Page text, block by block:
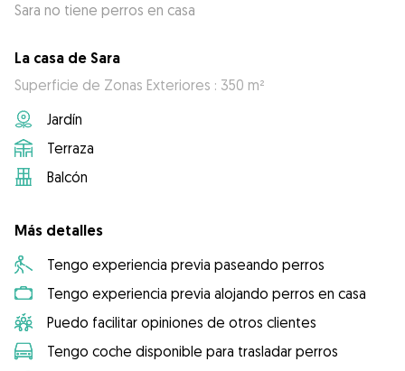
Sara no tiene perros en casa
La casa de Sara
Superficie de Zonas Exteriores : 350 m²
Jardín
Terraza
Balcón
Más detalles
Tengo experiencia previa paseando perros
Tengo experiencia previa alojando perros en casa
Puedo facilitar opiniones de otros clientes
Tengo coche disponible para trasladar perros